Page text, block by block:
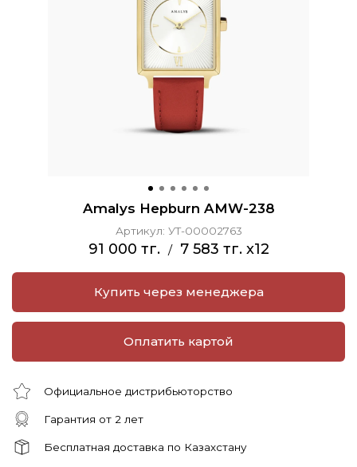
Amalys Hepburn AMW-238
Артикул: УТ-00002763
91 000 тг. / 7 583 тг. x12
Купить через менеджера
Оплатить картой
Официальное дистрибьюторство
Гарантия от 2 лет
Бесплатная доставка по Казахстану